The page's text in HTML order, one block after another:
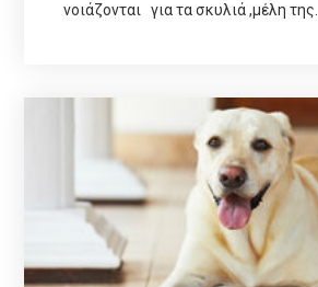
νοιάζονται για τα σκυλιά ,μέλη της…